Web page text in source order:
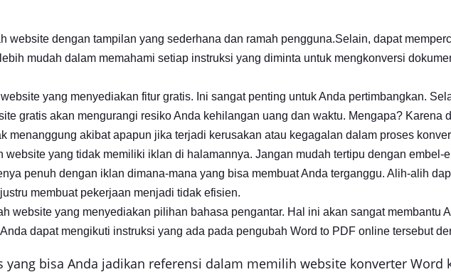
website dengan tampilan yang sederhana dan ramah pengguna.Selain, dapat
mudah dalam memahami setiap instruksi yang diminta untuk mengkonversi
yang menyediakan fitur gratis. Ini sangat penting untuk Anda pertimbangkan.
gratis akan mengurangi resiko Anda kehilangan uang dan waktu. Mengapa? Karena
menanggung akibat apapun jika terjadi kerusakan atau kegagalan dalam proses
website yang tidak memiliki iklan di halamannya. Jangan mudah tertipu dengan embel-
penuh dengan iklan dimana-mana yang bisa membuat Anda terganggu. Alih-alih
membuat pekerjaan menjadi tidak efisien.
website yang menyediakan pilihan bahasa pengantar. Hal ini akan sangat membantu
dapat mengikuti instruksi yang ada pada pengubah Word to PDF online tersebut
yang bisa Anda jadikan referensi dalam memilih website konverter Word